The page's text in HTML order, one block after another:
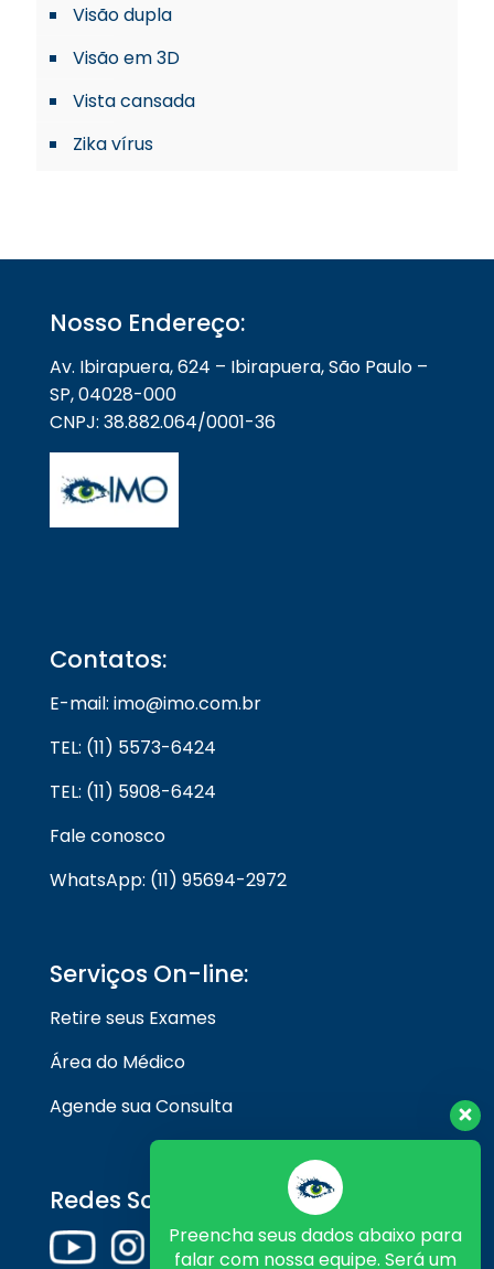
Visão dupla
Visão em 3D
Vista cansada
Zika vírus
Nosso Endereço:
Av. Ibirapuera, 624 – Ibirapuera, São Paulo –
SP, 04028-000
CNPJ: 38.882.064/0001-36
Contatos:
E-mail: imo@imo.com.br
TEL: (11) 5573-6424
TEL: (11) 5908-6424
Fale conosco
WhatsApp: (11) 95694-2972
Serviços On-line:
Retire seus Exames
Área do Médico
Agende sua Consulta
Redes Sociais
Preencha seus dados abaixo para
falar com nossa equipe. Será um